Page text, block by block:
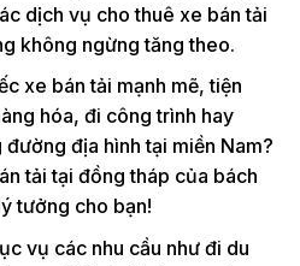
dịch vụ cho thuê xe bán tải
không ngừng tăng theo.
xe bán tải mạnh mẽ, tiện
hóa, đi công trình hay
địa hình tại miền Nam?
tải tại đồng tháp của bách
tưởng cho bạn!
vụ các nhu cầu như đi du